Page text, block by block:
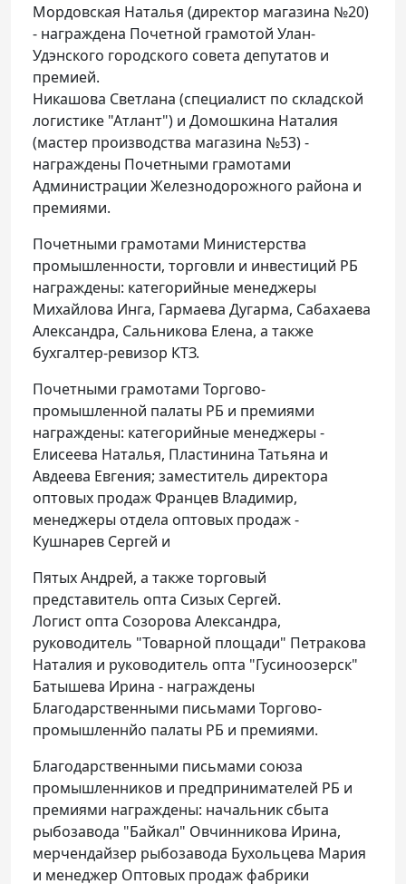
Мордовская Наталья (директор магазина №20)
- награждена Почетной грамотой Улан-
Удэнского городского совета депутатов и
премией.
Никашова Светлана (специалист по складской
логистике "Атлант") и Домошкина Наталия
(мастер производства магазина №53) -
награждены Почетными грамотами
Администрации Железнодорожного района и
премиями.
Почетными грамотами Министерства
промышленности, торговли и инвестиций РБ
награждены: категорийные менеджеры
Михайлова Инга, Гармаева Дугарма, Сабахаева
Александра, Сальникова Елена, а также
бухгалтер-ревизор КТЗ.
Почетными грамотами Торгово-
промышленной палаты РБ и премиями
награждены: категорийные менеджеры -
Елисеева Наталья, Пластинина Татьяна и
Авдеева Евгения; заместитель директора
оптовых продаж Францев Владимир,
менеджеры отдела оптовых продаж -
Кушнарев Сергей и
Пятых Андрей, а также торговый
представитель опта Сизых Сергей.
Логист опта Созорова Александра,
руководитель "Товарной площади" Петракова
Наталия и руководитель опта "Гусиноозерск"
Батышева Ирина - награждены
Благодарственными письмами Торгово-
промышленнйо палаты РБ и премиями.
Благодарственными письмами союза
промышленников и предпринимателей РБ и
премиями награждены: начальник сбыта
рыбозавода "Байкал" Овчинникова Ирина,
мерчендайзер рыбозавода Бухольцева Мария
и менеджер Оптовых продаж фабрики